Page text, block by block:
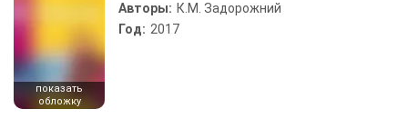
показать
обложку
Авторы: К.М. Задорожний
Год: 2017